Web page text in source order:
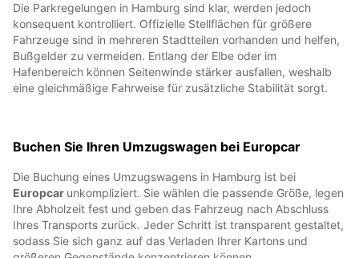
Die Parkregelungen in Hamburg sind klar, werden jedoch
konsequent kontrolliert. Offizielle Stellflächen für größere
Fahrzeuge sind in mehreren Stadtteilen vorhanden und helfen,
Bußgelder zu vermeiden. Entlang der Elbe oder im
Hafenbereich können Seitenwinde stärker ausfallen, weshalb
eine gleichmäßige Fahrweise für zusätzliche Stabilität sorgt.
Buchen Sie Ihren Umzugswagen bei Europcar
Die Buchung eines Umzugswagens in Hamburg ist bei
Europcar unkompliziert. Sie wählen die passende Größe, legen
Ihre Abholzeit fest und geben das Fahrzeug nach Abschluss
Ihres Transports zurück. Jeder Schritt ist transparent gestaltet,
sodass Sie sich ganz auf das Verladen Ihrer Kartons und